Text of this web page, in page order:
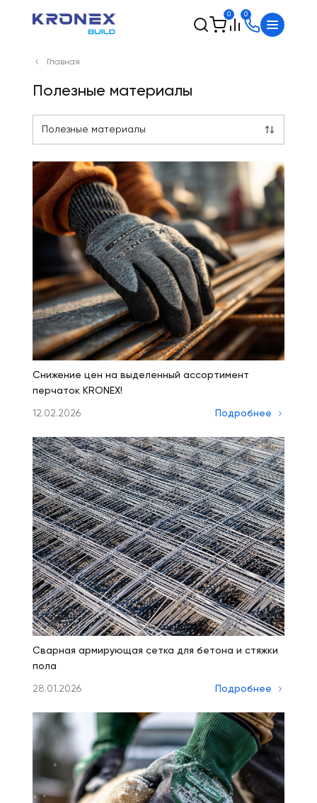
0 0
Главная
Полезные материалы
Полезные материалы
Снижение цен на выделенный ассортимент
перчаток KRONEX!
12.02.2026 Подробнее
Сварная армирующая сетка для бетона и стяжки
пола
28.01.2026 Подробнее